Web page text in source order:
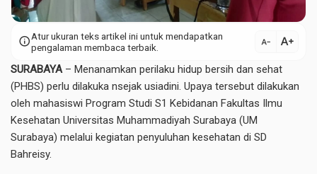
infoAtur ukuran teks artikel ini untuk mendapatkan
pengalaman membaca terbaik.
text_decrease text_increase
SURABAYA– Menanamkan perilaku hidup bersih dan sehat
(PHBS) perlu dilakuka nsejak usiadini. Upaya tersebut dilakukan
oleh mahasiswi Program Studi S1 Kebidanan Fakultas Ilmu
Kesehatan Universitas Muhammadiyah Surabaya (UM
Surabaya) melalui kegiatan penyuluhan kesehatan di SD
Bahreisy.